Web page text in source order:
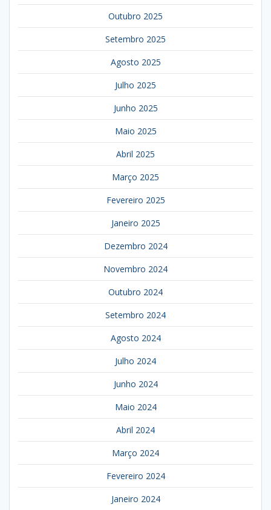
Outubro 2025
Setembro 2025
Agosto 2025
Julho 2025
Junho 2025
Maio 2025
Abril 2025
Março 2025
Fevereiro 2025
Janeiro 2025
Dezembro 2024
Novembro 2024
Outubro 2024
Setembro 2024
Agosto 2024
Julho 2024
Junho 2024
Maio 2024
Abril 2024
Março 2024
Fevereiro 2024
Janeiro 2024